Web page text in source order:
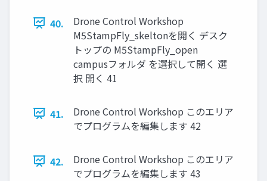
40.
Drone Control Workshop
M5StampFly_skeltonを開く デスク
トップの M5StampFly_open
campusフォルダ を選択して開く 選
択 開く 41
41.
Drone Control Workshop このエリア
でプログラムを編集します 42
42.
Drone Control Workshop このエリア
でプログラムを編集します 43